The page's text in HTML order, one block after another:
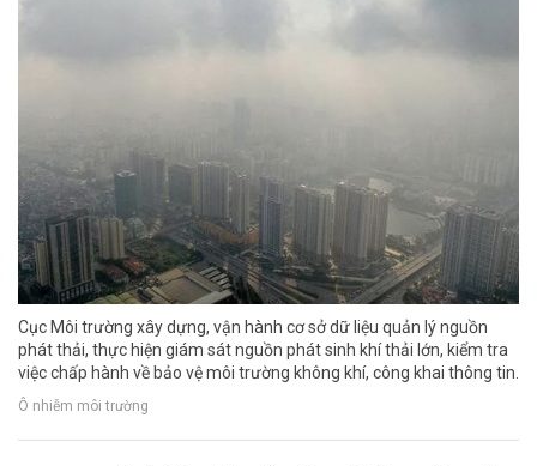
Cục Môi trường xây dựng, vận hành cơ sở dữ liệu quản lý nguồn
phát thải, thực hiện giám sát nguồn phát sinh khí thải lớn, kiểm tra
việc chấp hành về bảo vệ môi trường không khí, công khai thông tin.
Ô nhiễm môi trường